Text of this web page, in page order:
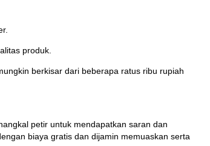
produk.
berkisar dari beberapa ratus ribu rupiah
petir untuk mendapatkan saran dan
biaya gratis dan dijamin memuaskan serta